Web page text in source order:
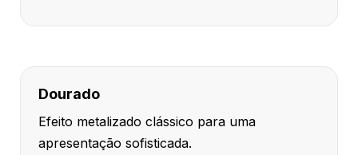
Dourado
Efeito metalizado clássico para uma
apresentação sofisticada.